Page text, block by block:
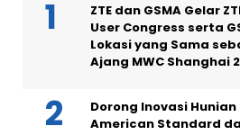
ZTE dan GSMA Gelar
User Congress serta
Lokasi yang Sama
Ajang MWC Shanghai
Dorong Inovasi
American Standard